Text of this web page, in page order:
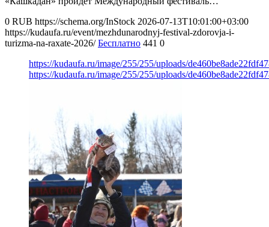
0 RUB https://schema.org/InStock 2026-07-13T10:01:00+03:00
https://kudaufa.ru/event/mezhdunarodnyj-festival-zdorovja-i-
turizma-na-raxate-2026/ Бесплатно 441 0
https://kudaufa.ru/image/255/255/uploads/
https://kudaufa.ru/image/255/255/uploads/